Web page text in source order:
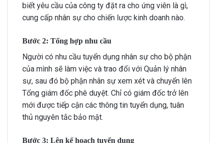
biết yêu cầu của công ty đặt ra cho ứng viên là gì,
cung cấp nhân sự cho chiến lược kinh doanh nào.
Bước 2: Tổng hợp nhu cầu
Người có nhu cầu tuyển dụng nhân sự cho bộ phận
của mình sẽ làm việc và trao đổi với Quản lý nhân
sự, sau đó bộ phận nhân sự xem xét và chuyển lên
Tổng giám đốc phê duyệt. Chỉ có giám đốc trở lên
mới được tiếp cận các thông tin tuyển dụng, tuân
thủ nguyên tắc bảo mật.
Bước 3: Lên kế hoạch tuyển dụng